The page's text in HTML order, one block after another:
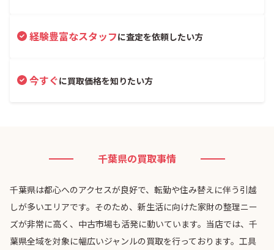
経験豊富なスタッフに査定を依頼したい方
今すぐに買取価格を知りたい方
千葉県の買取事情
千葉県は都心へのアクセスが良好で、転勤や住み替えに伴う引越
しが多いエリアです。そのため、新生活に向けた家財の整理ニー
ズが非常に高く、中古市場も活発に動いています。当店では、千
葉県全域を対象に幅広いジャンルの買取を行っております。工具